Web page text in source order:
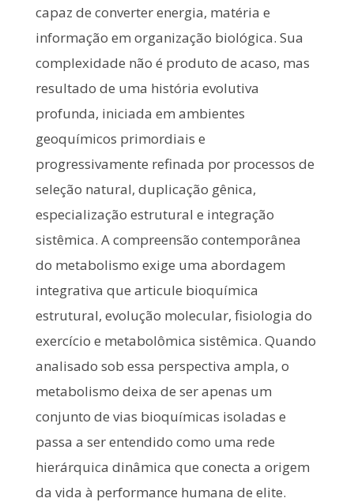
capaz de converter energia, matéria e
informação em organização biológica. Sua
complexidade não é produto de acaso, mas
resultado de uma história evolutiva
profunda, iniciada em ambientes
geoquímicos primordiais e
progressivamente refinada por processos de
seleção natural, duplicação gênica,
especialização estrutural e integração
sistêmica. A compreensão contemporânea
do metabolismo exige uma abordagem
integrativa que articule bioquímica
estrutural, evolução molecular, fisiologia do
exercício e metabolômica sistêmica. Quando
analisado sob essa perspectiva ampla, o
metabolismo deixa de ser apenas um
conjunto de vias bioquímicas isoladas e
passa a ser entendido como uma rede
hierárquica dinâmica que conecta a origem
da vida à performance humana de elite.